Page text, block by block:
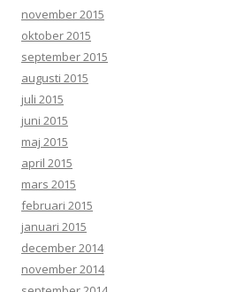
november 2015
oktober 2015
september 2015
augusti 2015
juli 2015
juni 2015
maj 2015
april 2015
mars 2015
februari 2015
januari 2015
december 2014
november 2014